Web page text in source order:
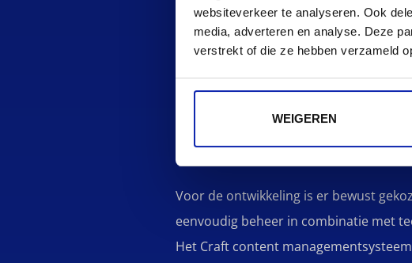
websiteverkeer te analyseren. Ook
media, adverteren en analyse. Deze
verstrekt of die ze hebben verzameld
WEIGEREN
De ontwikkeling van de nieuwe
gebruikservaring en technologie
de gebieden die verbetering
Voor de ontwikkeling is er bewust
eenvoudig beheer in combinatie met
Het Craft content